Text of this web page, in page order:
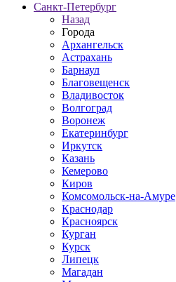
Санкт-Петербург
Назад
Города
Архангельск
Астрахань
Барнаул
Благовещенск
Владивосток
Волгоград
Воронеж
Екатеринбург
Иркутск
Казань
Кемерово
Киров
Комсомольск-на-Амуре
Краснодар
Красноярск
Курган
Курск
Липецк
Магадан